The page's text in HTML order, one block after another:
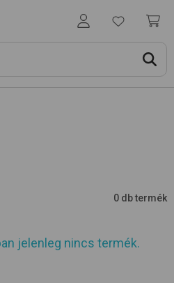
0 db termék
jelenleg nincs termék.